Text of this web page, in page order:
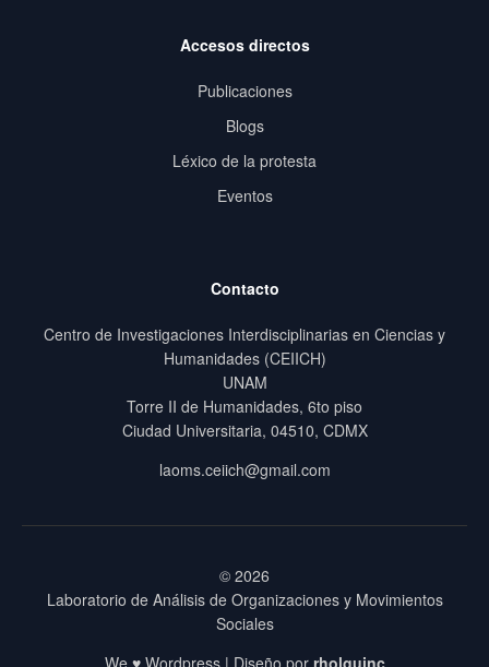
Accesos directos
Publicaciones
Blogs
Léxico de la protesta
Eventos
Contacto
Centro de Investigaciones Interdisciplinarias en Ciencias y
Humanidades (CEIICH)
UNAM
Torre II de Humanidades, 6to piso
Ciudad Universitaria, 04510, CDMX
laoms.ceiich@gmail.com
© 2026
Laboratorio de Análisis de Organizaciones y Movimientos
Sociales
We ♥ Wordpress | Diseño por rholguinc